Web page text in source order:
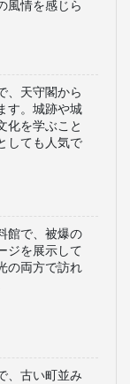
風情を感じら
、天守閣から
す。城跡や城
化を学ぶこと
しても人気で
館で、被爆の
ジを展示して
の両方で訪れ
、古い町並み